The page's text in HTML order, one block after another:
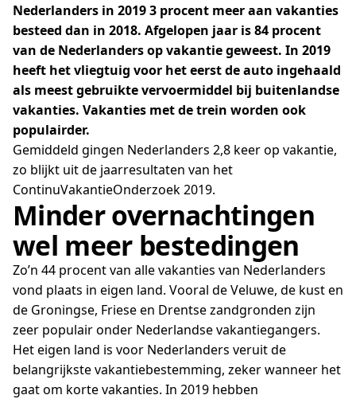
Nederlanders in 2019 3 procent meer aan vakanties
besteed dan in 2018. Afgelopen jaar is 84 procent
van de Nederlanders op vakantie geweest. In 2019
heeft het vliegtuig voor het eerst de auto ingehaald
als meest gebruikte vervoermiddel bij buitenlandse
vakanties. Vakanties met de trein worden ook
populairder.
Gemiddeld gingen Nederlanders 2,8 keer op vakantie,
zo blijkt uit de jaarresultaten van het
ContinuVakantieOnderzoek 2019.
Minder overnachtingen
wel meer bestedingen ­
Zo’n 44 procent van alle vakanties van Nederlanders
vond plaats in eigen land. Vooral de Veluwe, de kust en
de Groningse, Friese en Drentse zandgronden zijn
zeer populair onder Nederlandse vakantiegangers.
Het eigen land is voor Nederlanders veruit de
belangrijkste vakantiebestemming, zeker wanneer het
gaat om korte vakanties. In 2019 hebben